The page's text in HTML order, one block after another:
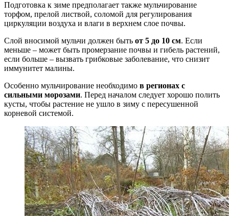
Подготовка к зиме предполагает также мульчирование
торфом, прелой листвой, соломой для регулирования
циркуляции воздуха и влаги в верхнем слое почвы.
Слой вносимой мульчи должен быть от 5 до 10 см. Если
меньше – может быть промерзание почвы и гибель растений,
если больше – вызвать грибковые заболевание, что снизит
иммунитет малины.
Особенно мульчирование необходимо в регионах с
сильными морозами. Перед началом следует хорошо полить
кусты, чтобы растение не ушло в зиму с пересушенной
корневой системой.